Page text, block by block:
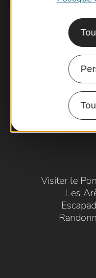
Visiter le
Les